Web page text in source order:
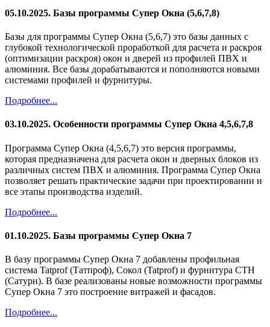
05.10.2025. Базы программы Супер Окна (5,6,7,8)
Базы для программы Супер Окна (5,6,7) это базы данных с
глубокой технологической проработкой для расчета и раскроя
(оптимизации раскроя) окон и дверей из профилей ПВХ и
алюминия. Все базы дорабатываются и пополняются новыми
системами профилей и фурнитуры.
Подробнее...
03.10.2025. Особенности программы Супер Окна 4,5,6,7,8
Программа Супер Окна (4,5,6,7) это версия программы,
которая предназначена для расчета окон и дверных блоков из
различных систем ПВХ и алюминия. Программа Супер Окна
позволяет решать практические задачи при проектировании и
все этапы производства изделий.
Подробнее...
01.10.2025. Базы программы Супер Окна 7
В базу программы Супер Окна 7 добавлены профильная
система Tatprof (Татпроф), Сокол (Tatprof) и фурнитура СТН
(Сатурн). В базе реализованы новые возможности программы
Супер Окна 7 это построение витражей и фасадов.
Подробнее...